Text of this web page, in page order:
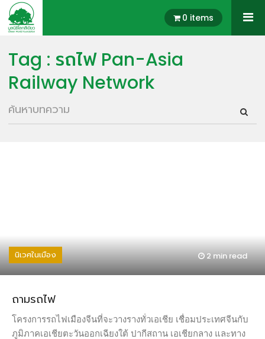
0 items
Tag : รถไฟ Pan-Asia
Railway Network
นิเวศในเมือง 2 minread
ถามรถไฟ
โครงการรถไฟเมืองจีนที่จะวางรางทั่วเอเชีย เชื่อมประเทศจีนกับ
ภูมิภาคเอเชียตะวันออกเฉียงใต้ ปากีสถาน เอเชียกลาง และทาง